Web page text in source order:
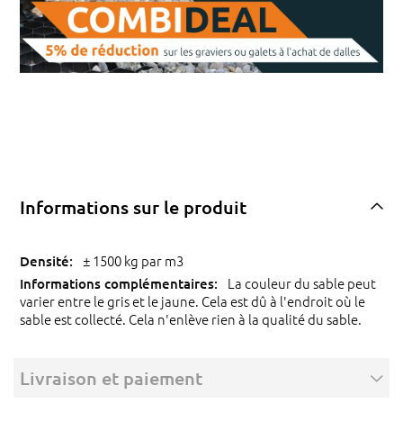
Informations sur le produit
± 1500 kg par m3
La couleur du sable peut
varier entre le gris et le jaune. Cela est dû à l'endroit où le
sable est collecté. Cela n'enlève rien à la qualité du sable.
Livraison et paiement